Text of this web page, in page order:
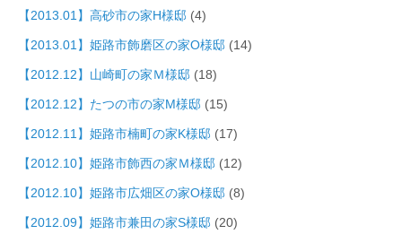
【2013.01】高砂市の家H様邸 (4)
【2013.01】姫路市飾磨区の家O様邸 (14)
【2012.12】山崎町の家Ｍ様邸 (18)
【2012.12】たつの市の家M様邸 (15)
【2012.11】姫路市楠町の家K様邸 (17)
【2012.10】姫路市飾西の家Ｍ様邸 (12)
【2012.10】姫路市広畑区の家O様邸 (8)
【2012.09】姫路市兼田の家S様邸 (20)